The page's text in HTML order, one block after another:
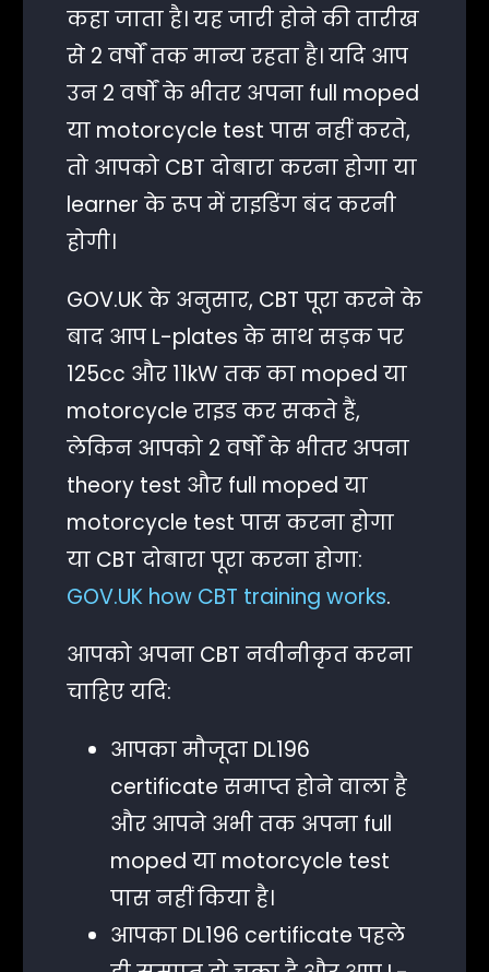
कहा जाता है। यह जारी होने की तारीख
से 2 वर्षों तक मान्य रहता है। यदि आप
उन 2 वर्षों के भीतर अपना full moped
या motorcycle test पास नहीं करते,
तो आपको CBT दोबारा करना होगा या
learner के रूप में राइडिंग बंद करनी
होगी।
GOV.UK के अनुसार, CBT पूरा करने के
बाद आप L-plates के साथ सड़क पर
125cc और 11kW तक का moped या
motorcycle राइड कर सकते हैं,
लेकिन आपको 2 वर्षों के भीतर अपना
theory test और full moped या
motorcycle test पास करना होगा
या CBT दोबारा पूरा करना होगा:
GOV.UK how CBT training works.
आपको अपना CBT नवीनीकृत करना
चाहिए यदि:
आपका मौजूदा DL196
certificate समाप्त होने वाला है
और आपने अभी तक अपना full
moped या motorcycle test
पास नहीं किया है।
आपका DL196 certificate पहले